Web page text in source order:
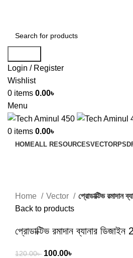
Login / Register
Wishlist
0 items 0.00৳
Menu
0 items 0.00৳
HOMEALL RESOURCESVECTORPSD
Home
Vector
প্রোডাক্টিভ রমাদান
Back to products
প্রোডাক্টিভ রমাদান ব্যানার
120.00৳ 100.00৳